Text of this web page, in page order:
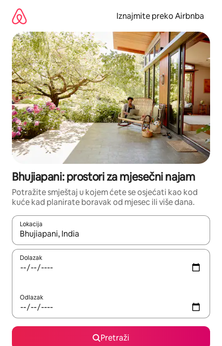
sadržaj
Iznajmite preko Airbnba
Bhujiapani: prostori za mjesečni najam
Potražite smještaj u kojem ćete se osjećati kao kod
kuće kad planirate boravak od mjesec ili više dana.
Lokacija
Kada budu dostupni rezultati, moći ćete ih pregledati
Dolazak
Odlazak
Pretraži